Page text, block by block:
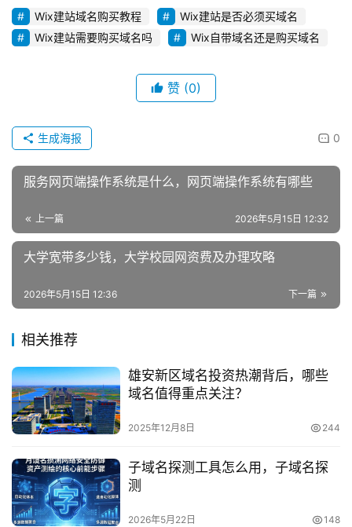
Wix建站域名购买教程
Wix建站是否必须买域名
Wix建站需要购买域名吗
Wix自带域名还是购买域名
赞 (0)
0
生成海报
服务网页端操作系统是什么，网页端操作系统有哪些
上一篇 2026年5月15日 12:32
大学宽带多少钱，大学校园网资费及办理攻略
下一篇
2026年5月15日 12:36
相关推荐
雄安新区域名投资热潮背后，哪些
域名值得重点关注？
2025年12月8日 244
子域名探测工具怎么用，子域名探
测
2026年5月22日 148